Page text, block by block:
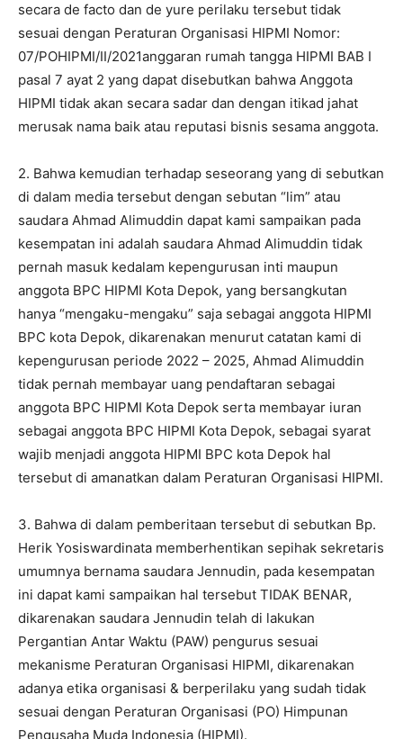
secara de facto dan de yure perilaku tersebut tidak
sesuai dengan Peraturan Organisasi HIPMI Nomor:
07/POHIPMI/II/2021anggaran rumah tangga HIPMI BAB I
pasal 7 ayat 2 yang dapat disebutkan bahwa Anggota
HIPMI tidak akan secara sadar dan dengan itikad jahat
merusak nama baik atau reputasi bisnis sesama anggota.
2. Bahwa kemudian terhadap seseorang yang di sebutkan
di dalam media tersebut dengan sebutan “lim” atau
saudara Ahmad Alimuddin dapat kami sampaikan pada
kesempatan ini adalah saudara Ahmad Alimuddin tidak
pernah masuk kedalam kepengurusan inti maupun
anggota BPC HIPMI Kota Depok, yang bersangkutan
hanya “mengaku-mengaku” saja sebagai anggota HIPMI
BPC kota Depok, dikarenakan menurut catatan kami di
kepengurusan periode 2022 – 2025, Ahmad Alimuddin
tidak pernah membayar uang pendaftaran sebagai
anggota BPC HIPMI Kota Depok serta membayar iuran
sebagai anggota BPC HIPMI Kota Depok, sebagai syarat
wajib menjadi anggota HIPMI BPC kota Depok hal
tersebut di amanatkan dalam Peraturan Organisasi HIPMI.
3. Bahwa di dalam pemberitaan tersebut di sebutkan Bp.
Herik Yosiswardinata memberhentikan sepihak sekretaris
umumnya bernama saudara Jennudin, pada kesempatan
ini dapat kami sampaikan hal tersebut TIDAK BENAR,
dikarenakan saudara Jennudin telah di lakukan
Pergantian Antar Waktu (PAW) pengurus sesuai
mekanisme Peraturan Organisasi HIPMI, dikarenakan
adanya etika organisasi & berperilaku yang sudah tidak
sesuai dengan Peraturan Organisasi (PO) Himpunan
Pengusaha Muda Indonesia (HIPMI).